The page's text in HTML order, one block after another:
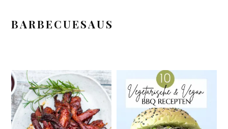
BARBECUESAUS